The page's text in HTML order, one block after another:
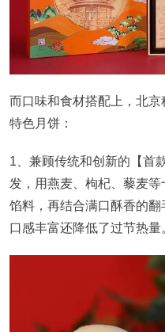
而口味和食材搭配上，北
特色月饼：
1、兼顾传统和创新的【首
发，用燕麦、枸杞、藜麦
馅料，再结合满口酥香的
口感丰富还降低了过节热量